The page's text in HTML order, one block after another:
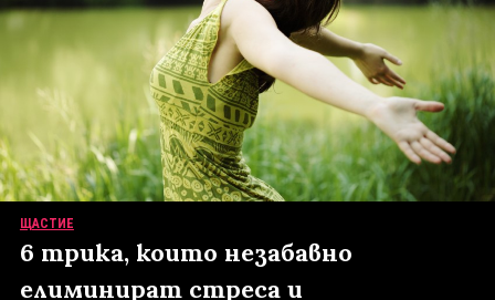
ЩАСТИЕ
6 трика, които незабавно
елиминират стреса и